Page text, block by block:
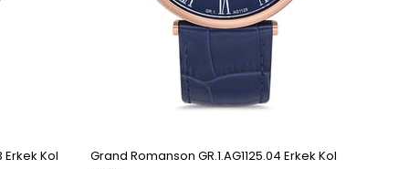
Erkek Kol
Grand Romanson GR.1.AG1125.04 Erkek Kol